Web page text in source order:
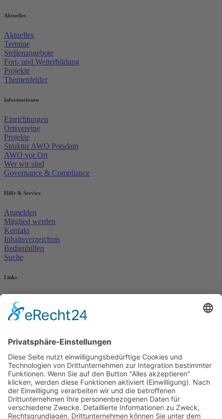
Aktuelles
Aktuelles
Termine
Stellenangebote
Fort- und Weiterbildung
Projekte
Themenfelder
Informationen
Einrichtungen
Ortsvereine
Projekte
Struktur AWO Potsdam
AWO vor Ort
Wer wir sind
Governance & Compliance
Hilfe & Service
Anmelden
Mitglied werden
Kontakt
Inhaltsverzeichnis
Bedienhilfen
Suche
Links
AWO Jobportal
AWO Ehrenamt Portal
AWO Schulgesundheitsfachkräfte
AWO Pflegeberatung
AWO Kulturhaus Babelsberg
Arbeit mit Behinderung
AWO Büro Kindermut
Kulturland Brandenburg
AWO Selbsthilfe
AWO eLearning
Kultur für JEDEN